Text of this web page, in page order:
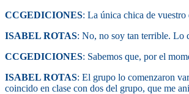
CCGEDICIONES: La única chica de vuestro
ISABEL ROTAS: No, no soy tan terrible. Lo
CCGEDICIONES: Sabemos que, por el
ISABEL ROTAS: El grupo lo comenzaron
coincido en clase con dos del grupo, que me